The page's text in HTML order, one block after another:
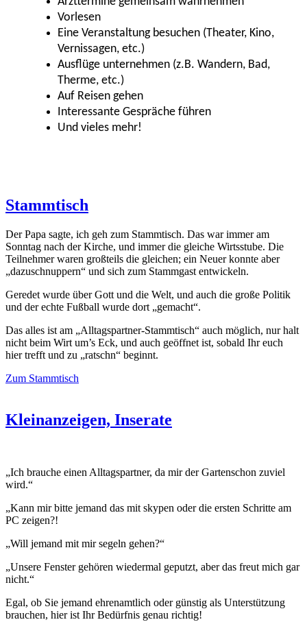
Vorlesen
Eine Veranstaltung besuchen (Theater, Kino,
Vernissagen, etc.)
Ausflüge unternehmen (z.B. Wandern, Bad,
Therme, etc.)
Auf Reisen gehen
Interessante Gespräche führen
Und vieles mehr!
Stammtisch
Der Papa sagte, ich geh zum Stammtisch. Das war immer am
Sonntag nach der Kirche, und immer die gleiche Wirtsstube. Die
Teilnehmer waren großteils die gleichen; ein Neuer konnte aber
„dazuschnuppern“ und sich zum Stammgast entwickeln.
Geredet wurde über Gott und die Welt, und auch die große Politik
und der echte Fußball wurde dort „gemacht“.
Das alles ist am „Alltagspartner-Stammtisch“ auch möglich, nur halt
nicht beim Wirt um’s Eck, und auch geöffnet ist, sobald Ihr euch
hier trefft und zu „ratschn“ beginnt.
Zum Stammtisch
Kleinanzeigen, Inserate
„Ich brauche einen Alltagspartner, da mir der Gartenschon zuviel
wird.“
„Kann mir bitte jemand das mit skypen oder die ersten Schritte am
PC zeigen?!
„Will jemand mit mir segeln gehen?“
„Unsere Fenster gehören wiedermal geputzt, aber das freut mich gar
nicht.“
Egal, ob Sie jemand ehrenamtlich oder günstig als Unterstützung
brauchen, hier ist Ihr Bedürfnis genau richtig!